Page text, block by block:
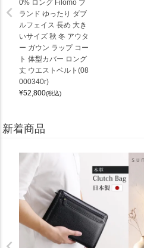
0% ロング Filomo ブ
ランド ゆったり ダブ
ルフェイス 長め 大き
いサイズ 秋 冬 アウタ
ー ガウン ラップ コー
ト 体型カバー ロング
丈 ウエストベルト(08
000340r)
¥52,800(税込)
新着商品